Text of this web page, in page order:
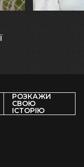
РОЗКАЖИ
СВОЮ
ІСТОРІЮ